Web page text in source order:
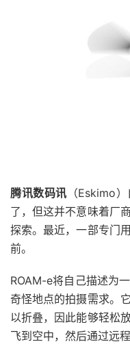
腾讯数码讯 （Eskimo
了，但这并不意味着厂
探索。最近，一部专门
前。
ROAM-e将自己描述为
奇怪地点的拍摄需求。
以折叠，因此能够轻松
飞到空中，然后通过远